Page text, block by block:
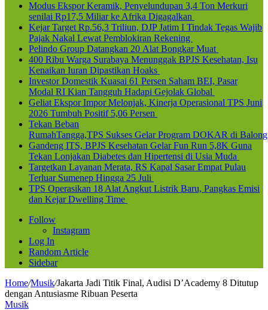
Modus Ekspor Keramik, Penyelundupan 3,4 Ton Merkuri
senilai Rp17,5 Miliar ke Afrika Digagalkan
Kejar Target Rp.56,3 Triliun, DJP Jatim I Tindak Tegas Wajib
Pajak Nakal Lewat Pemblokiran Rekening
Pelindo Group Datangkan 20 Alat Bongkar Muat
400 Ribu Warga Surabaya Menunggak BPJS Kesehatan, Isu
Kenaikan Iuran Dipastikan Hoaks
Investor Domestik Kuasai 61 Persen Saham BEI, Pasar
Modal RI Kian Tangguh Hadapi Gejolak Global
Geliat Ekspor Impor Melonjak, Kinerja Operasional TPS Juni
2026 Tumbuh Positif 5,06 Persen
Tekan Beban
RumahTangga,TPS Sukses Gelar Program DOKAR di
Gandeng ITS, BPJS Kesehatan Gelar Fun Run 5,8K Guna
Tekan Lonjakan Diabetes dan Hipertensi di Usia Muda
Targetkan Layanan Merata, RS Kapal Sasar Empat Pulau
Terluar Sumenep Hingga 25 Juli
TPS Operasikan 18 Alat Angkut Listrik Baru, Pangkas Emisi
dan Kejar Dwelling Time
Follow
Instagram
Log In
Random Article
Sidebar
Home/Musik/Jakarta Jadi Titik Final, Audisi D’Academy 8 Ditutup
dengan Antusiasme Ribuan Peserta
Musik